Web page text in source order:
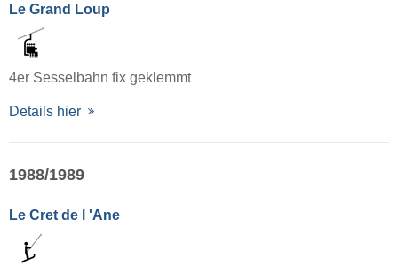
Le Grand Loup
4er Sesselbahn fix geklemmt
Details hier
1988/1989
Le Cret de l 'Ane